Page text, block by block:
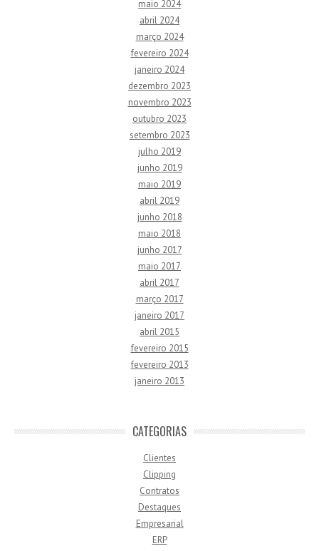
maio 2024
abril 2024
março 2024
fevereiro 2024
janeiro 2024
dezembro 2023
novembro 2023
outubro 2023
setembro 2023
julho 2019
junho 2019
maio 2019
abril 2019
junho 2018
maio 2018
junho 2017
maio 2017
abril 2017
março 2017
janeiro 2017
abril 2015
fevereiro 2015
fevereiro 2013
janeiro 2013
CATEGORIAS
Clientes
Clipping
Contratos
Destaques
Empresarial
ERP